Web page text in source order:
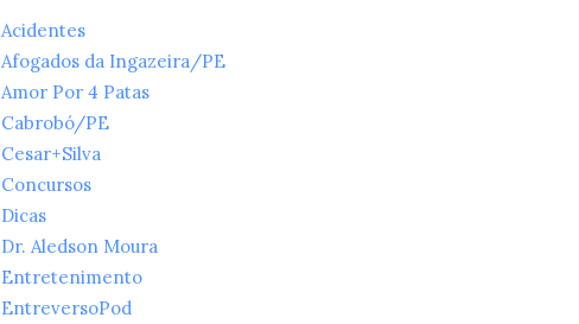
Acidentes
Afogados da Ingazeira/PE
Amor Por 4 Patas
Cabrobó/PE
Cesar+Silva
Concursos
Dicas
Dr. Aledson Moura
Entretenimento
EntreversoPod